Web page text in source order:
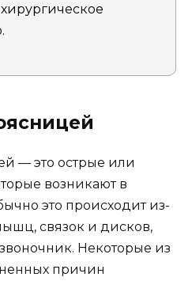
— это острые или
возникают в
это происходит из-
связок и дисков,
Некоторые из
причин